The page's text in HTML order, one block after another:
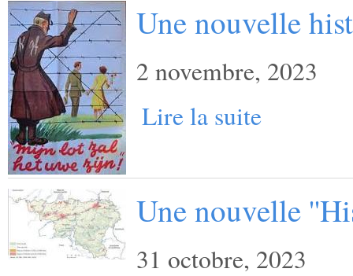
Une nouvelle
2 novembre, 2023
Lire la suite
Une nouvelle
31 octobre, 2023